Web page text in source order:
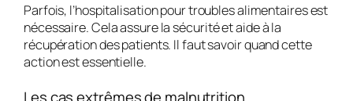
Parfois, l’hospitalisation pour troubles alimentaires est
nécessaire. Cela assure la sécurité et aide à la
récupération des patients. Il faut savoir quand cette
action est essentielle.